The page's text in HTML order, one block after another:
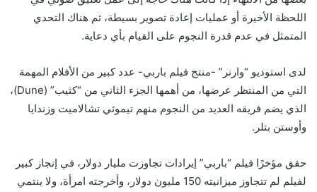
اللحظة الأخيرة أو عمليات إعادة تصوير بسيطة، ثم هناك التحدي
المتمثل في عدم قدرة النجوم على القيام بأي دعاية.
لدى استوديو “وارنر” -منتج فيلم باربي- عدد كبير من الأفلام المهمة
التي من المنتظر عرضها، من أهمها الجزء الثاني من “كثيب” (Dune)،
الذي يضم فريقه العديد من النجوم منهم تيموثي تشالاميت وزندايا
وأوستن بتلر.
حقق مؤخرًا فيلم “باربي” إيرادات تجاوزت مليار دولار، في إنجاز كبير
لفيلم لم تتجاوز ميزانيته 150 مليون دولار، وأخرجته امرأة، ولا ينتمي